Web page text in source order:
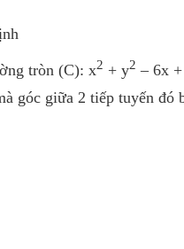
tròn (C): x2 + y2 – 6x
góc giữa 2 tiếp tuyến đó